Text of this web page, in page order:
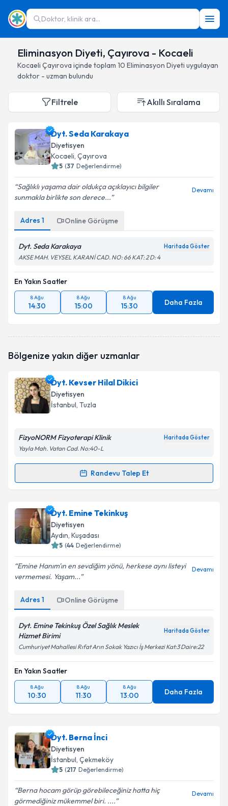
Doktor, klinik ara...
Eliminasyon Diyeti, Çayırova - Kocaeli
Kocaeli Çayırova içinde toplam 10 Eliminasyon Diyeti uygulayan
doktor - uzman bulundu
Filtrele Akıllı Sıralama
Dyt. Seda Karakaya
Diyetisyen
Kocaeli, Çayırova
5 (37 Değerlendirme)
Sağlıklı yaşama dair oldukça açıklayıcı bilgiler
sunmakla birlikte son derece...
Devamı
Adres 1 Online Görüşme
Dyt. Seda Karakaya Haritada Göster
AKSE MAH. VEYSEL KARANİ CAD. NO: 66 KAT: 2 D: 4
En Yakın Saatler
8 Ağu
14:30
8 Ağu
15:00
8 Ağu
15:30 Daha Fazla
Bölgenize yakın diğer uzmanlar
Dyt. Kevser Hilal Dikici
Diyetisyen
İstanbul, Tuzla
FizyoNORM Fizyoterapi Klinik Haritada Göster
Yayla Mah. Vatan Cad. No:40-L
Randevu Talep Et
Randevu Takvimi Talebi
Dyt. Kevser Hilal Dikiciiçin randevu takvimi talebi
oluşturun. Size bu uzmandan randevu almanız için bir
takvim hazırlandığında e-posta ile bilgilendireceğiz.
Kişisel verilerimin işlenmesine ilişkin
Metni'ni okudum ve kişisel verilerimin belirtilen
kapsamda işlenmesini kabul ediyorum.
Dyt. Emine Tekinkuş
Diyetisyen
Aydın, Kuşadası
5 (44 Değerlendirme)
Emine Hanım'ın en sevdiğim yönü, herkese aynı listeyi
vermemesi. Yaşam...
Devamı
Adres 1 Online Görüşme
Dyt. Emine Tekinkuş Özel Sağlık Meslek
Hizmet Birimi
Haritada Göster
Cumhuriyet Mahallesi Rıfat Arın Sokak Yazıcı İş Merkezi Kat:3 Daire:22
En Yakın Saatler
8 Ağu
10:30
8 Ağu
11:30
8 Ağu
13:00 Daha Fazla
Dyt. Berna İnci
Diyetisyen
İstanbul, Çekmeköy
5 (217 Değerlendirme)
Berna hocam️ görüp görebileceğiniz hatta hiç
görmediğiniz mükemmel biri. ....
Devamı